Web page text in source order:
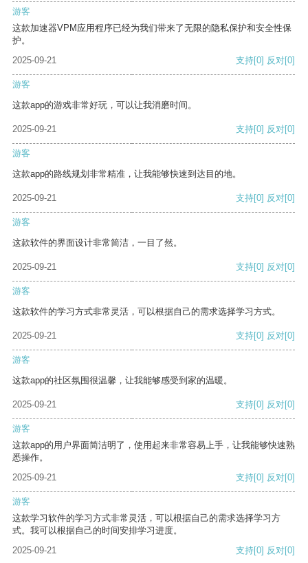
游客
这款加速器VPM应用程序已经为我们带来了无限的隐私保护和安全性保
护。
2025-09-21
支持[0] 反对[0]
游客
这款app的游戏非常好玩，可以让我消磨时间。
2025-09-21 支持[0] 反对[0]
游客
这款app的路线规划非常精准，让我能够快速到达目的地。
2025-09-21 支持[0] 反对[0]
游客
这款软件的界面设计非常简洁，一目了然。
2025-09-21 支持[0] 反对[0]
游客
这款软件的学习方式非常灵活，可以根据自己的需求选择学习方式。
2025-09-21 支持[0] 反对[0]
游客
这款app的社区氛围很温馨，让我能够感受到家的温暖。
2025-09-21 支持[0] 反对[0]
游客
这款app的用户界面简洁明了，使用起来非常容易上手，让我能够快速熟
悉操作。
2025-09-21
支持[0] 反对[0]
游客
这款学习软件的学习方式非常灵活，可以根据自己的需求选择学习方
式。我可以根据自己的时间安排学习进度。
2025-09-21
支持[0] 反对[0]